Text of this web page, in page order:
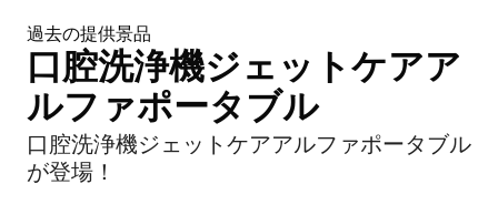
過去の提供景品
口腔洗浄機ジェットケアア
ルファポータブル
口腔洗浄機ジェットケアアルファポータブル
が登場！